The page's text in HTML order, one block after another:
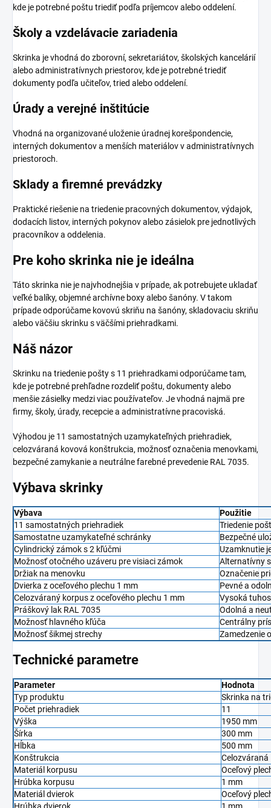
kde je potrebné poštu triediť podľa príjemcov alebo oddelení.
Školy a vzdelávacie zariadenia
Skrinka je vhodná do zborovní, sekretariátov, školských kancelárií
alebo administratívnych priestorov, kde je potrebné triediť
dokumenty podľa učiteľov, tried alebo oddelení.
Úrady a verejné inštitúcie
Vhodná na organizované uloženie úradnej korešpondencie,
interných dokumentov a menších materiálov v administratívnych
priestoroch.
Sklady a firemné prevádzky
Praktické riešenie na triedenie pracovných dokumentov, výdajok,
dodacích listov, interných pokynov alebo zásielok pre jednotlivých
pracovníkov a oddelenia.
Pre koho skrinka nie je ideálna
Táto skrinka nie je najvhodnejšia v prípade, ak potrebujete ukladať
veľké balíky, objemné archívne boxy alebo šanóny. V takom
prípade odporúčame kovovú skriňu na šanóny, skladovaciu skriňu
alebo väčšiu skrinku s väčšími priehradkami.
Náš názor
Skrinku na triedenie pošty s 11 priehradkami odporúčame tam,
kde je potrebné prehľadne rozdeliť poštu, dokumenty alebo
menšie zásielky medzi viac používateľov. Je vhodná najmä pre
firmy, školy, úrady, recepcie a administratívne pracoviská.
Výhodou je 11 samostatných uzamykateľných priehradiek,
celozváraná kovová konštrukcia, možnosť označenia menovkami,
bezpečné zamykanie a neutrálne farebné prevedenie RAL 7035.
Výbava skrinky
Výbava
Použitie
11 samostatných priehradiek
Triedenie
Samostatne uzamykateľné schránky
Bezpečné
Cylindrický zámok s 2 kľúčmi
Uzamknutie
Možnosť otočného uzáveru pre visiaci zámok
Alternatívny
Držiak na menovku
Označenie
Dvierka z oceľového plechu 1 mm
Pevné a
Celozváraný korpus z oceľového plechu 1 mm
Vysoká
Práškový lak RAL 7035
Odolná a
Možnosť hlavného kľúča
Centrálny
Možnosť šikmej strechy
Zamedzenie
Technické parametre
Parameter
Hodnota
Typ produktu
Skrinka na
Počet priehradiek
11
Výška
1950 mm
Šírka
300 mm
Hĺbka
500 mm
Konštrukcia
Celozváraná
Materiál korpusu
Oceľový
Hrúbka korpusu
1 mm
Materiál dvierok
Oceľový
Hrúbka dvierok
1 mm